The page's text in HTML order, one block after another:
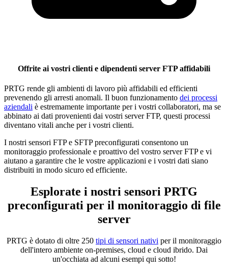
Offrite ai vostri clienti e dipendenti server FTP affidabili
PRTG rende gli ambienti di lavoro più affidabili ed efficienti
prevenendo gli arresti anomali. Il buon funzionamento dei processi
aziendali è estremamente importante per i vostri collaboratori, ma se
abbinato ai dati provenienti dai vostri server FTP, questi processi
diventano vitali anche per i vostri clienti.
I nostri sensori FTP e SFTP preconfigurati consentono un
monitoraggio professionale e proattivo del vostro server FTP e vi
aiutano a garantire che le vostre applicazioni e i vostri dati siano
distribuiti in modo sicuro ed efficiente.
Esplorate i nostri sensori PRTG
preconfigurati per il monitoraggio di file
server
PRTG è dotato di oltre 250 tipi di sensori nativi per il monitoraggio
dell'intero ambiente on-premises, cloud e cloud ibrido. Dai
un'occhiata ad alcuni esempi qui sotto!